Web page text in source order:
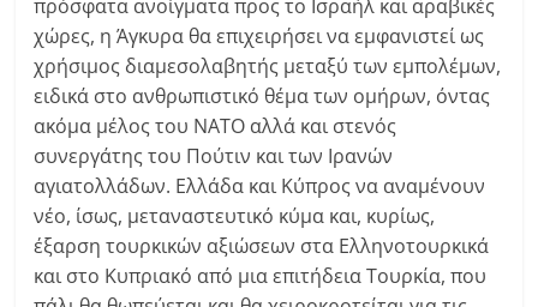
πρόσφατα ανοίγματα προς το Ισραήλ και αραβικές
χώρες, η Άγκυρα θα επιχειρήσει να εμφανιστεί ως
χρήσιμος διαμεσολαβητής μεταξύ των εμπολέμων,
ειδικά στο ανθρωπιστικό θέμα των ομήρων, όντας
ακόμα μέλος του ΝΑΤΟ αλλά και στενός
συνεργάτης του Πούτιν και των Ιρανών
αγιατολλάδων. Ελλάδα και Κύπρος να αναμένουν
νέο, ίσως, μεταναστευτικό κύμα και, κυρίως,
έξαρση τουρκικών αξιώσεων στα Ελληνοτουρκικά
και στο Κυπριακό από μια επιτήδεια Τουρκία, που